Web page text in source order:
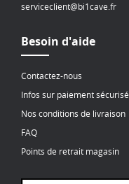
serviceclient@bi1cave.fr
Besoin d'aide
Contactez-nous
Infos sur paiement sécurisé
Nos conditions de livraison
FAQ
Points de retrait magasin